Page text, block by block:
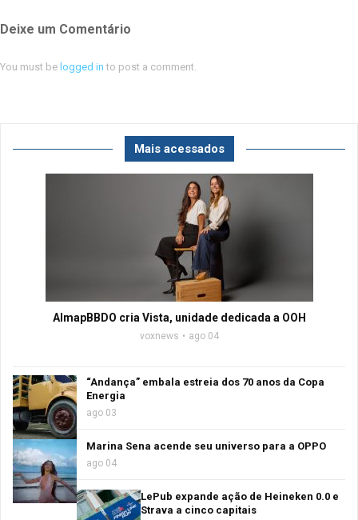
Deixe um Comentário
You must be logged in to post a comment.
Mais acessados
AlmapBBDO cria Vista, unidade dedicada a OOH
voxnews ago 04
“Andança” embala estreia dos 70 anos da Copa
Energia
ago 03
Marina Sena acende seu universo para a OPPO
ago 04
LePub expande ação de Heineken 0.0 e
Strava a cinco capitais